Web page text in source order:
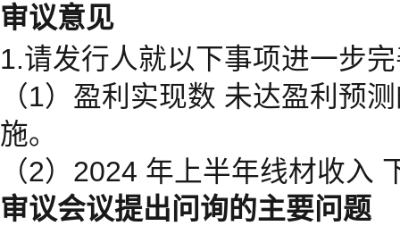
审议意见
1.请发行人就以下事项进一步
（1）盈利实现数 未达盈利预
施。
（2）2024 年上半年线材收入
审议会议提出问询的主要问题